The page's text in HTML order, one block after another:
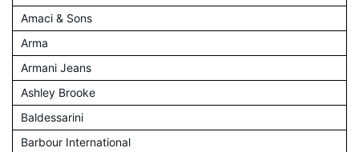
Amaci & Sons
Arma
Armani Jeans
Ashley Brooke
Baldessarini
Barbour International